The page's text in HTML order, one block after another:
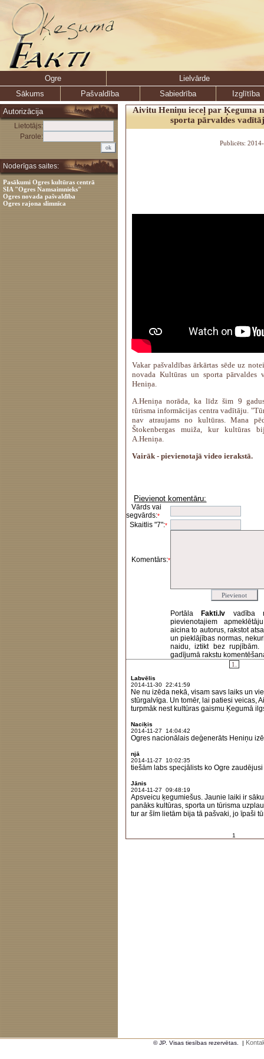
Ogre
Lielvārde
Sākums
Pašvaldība Sabiedrība
Izglītība
Autorizācija
Lietotājs:
Parole:
Noderīgas saites:
Pasākumi Ogres kultūras centrā
SIA "Ogres Namsaimnieks"
Ogres novada pašvaldība
Ogres rajona slimnīca
Aivitu Heniņu ieceļ par Ķeguma
sporta pārvaldes
Publicēts:
Vakar pašvaldības ārkārtas sēde uz
novada Kultūras un sporta pārvaldes
Heniņa.
A.Heniņa norāda, ka līdz šim 9
tūrisma informācijas centra vadītāju.
nav atraujams no kultūras. Mana
Štokenbergas muiža, kur kultūras
A.Heniņa.
Vairāk - pievienotajā video ierakstā.
Pievienot komentāru:
Vārds vai
segvārds:*
Skaitlis "7":*
Komentārs:*
Portāla Fakti.lv vadība
pievienotajiem
aicina to autorus, rakstot
un pieklājības normas,
naidu, iztikt bez rupjībām.
gadījumā rakstu
1.
Labvēlis
2014-11-30 22:41:59
Ne nu izēda nekā, visam savs laiks un
stūrgalvīga. Un tomēr, lai patiesi veicas,
turpmāk nest kultūras gaismu Ķegumā
Naciķis
2014-11-27 14:04:42
Ogres nacionālais deģenerāts Heniņu
njā
2014-11-27 10:02:35
tiešām labs specjālists ko Ogre zaudējusi
Jānis
2014-11-27 09:48:19
Apsveicu ķegumiešus. Jaunie laiki ir
panāks kultūras, sporta un tūrisma
tur ar šīm lietām bija tā pašvaki, jo īpaši
1
© JP. Visas tiesības rezervētas. |